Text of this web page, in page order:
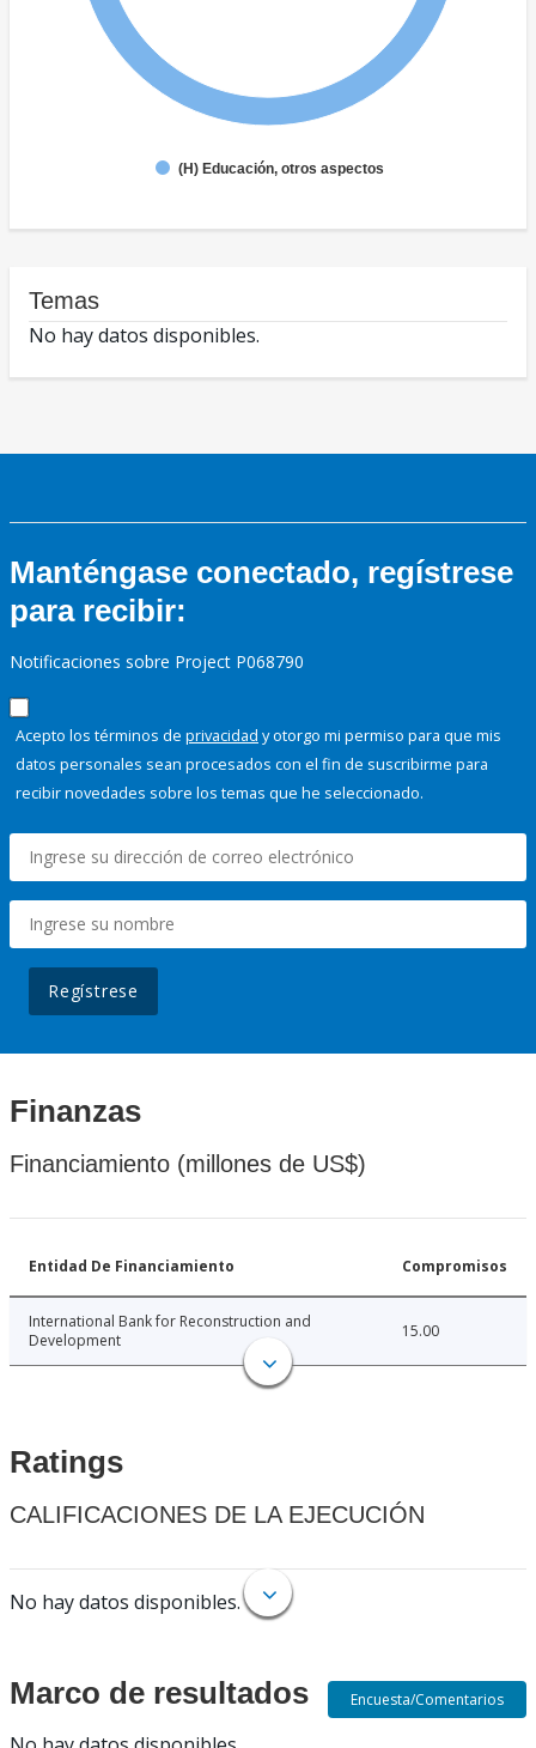
(H) Educación, otros aspectos
Temas
No hay datos disponibles.
Manténgase conectado, regístrese
para recibir:
Notificaciones sobre Project P068790
Acepto los términos de privacidad y otorgo mi permiso para que mis
datos personales sean procesados con el fin de suscribirme para
recibir novedades sobre los temas que he seleccionado.
Regístrese
Finanzas
Financiamiento (millones de US$)
Entidad De Financiamiento Compromisos
International Bank for Reconstruction and
Development
15.00
Ratings
CALIFICACIONES DE LA EJECUCIÓN
No hay datos disponibles.
Marco de resultados Encuesta/Comentarios